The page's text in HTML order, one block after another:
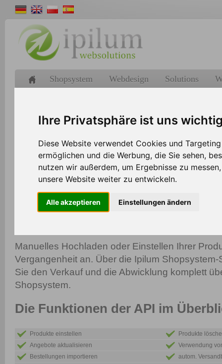
Ihre Privatsphäre ist uns
Diese Website verwendet Cookies und
ermöglichen und die Werbung, die Sie sehen,
nutzen wir außerdem, um Ergebnisse zu
unsere Website weiter zu entwickeln.
Alle akzeptieren Einstellungen ändern
Shopsystem Webdesign Solutions
Schnittstelle zwischen dem Ipilum
Hood.de
Im Jahr 2000 gestartet, ist Hood.de heute mit
täglich und über 10 Mio. Kunden einer der
Manuelles Hochladen oder Einstellen Ihrer
Vergangenheit an. Über die Ipilum
Sie den Verkauf und die Abwicklung komplett
Shopsystem.
Die Funktionen der API im
Produkte einstellen
Produkte
Angebote aktualisieren
Verwendung
Bestellungen importieren
autom.